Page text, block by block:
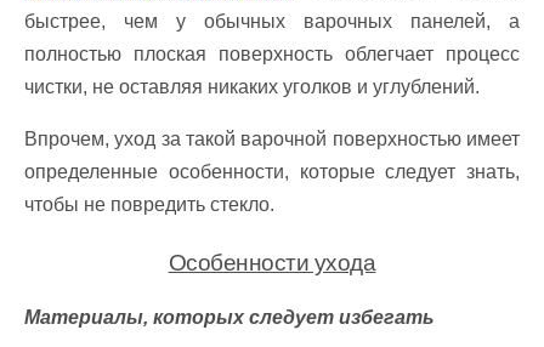
быстрее, чем у обычных варочных панелей, а
полностью плоская поверхность облегчает процесс
чистки, не оставляя никаких уголков и углублений.
Впрочем, уход за такой варочной поверхностью имеет
определенные особенности, которые следует знать,
чтобы не повредить стекло.
Особенности ухода
Материалы, которых следует избегать